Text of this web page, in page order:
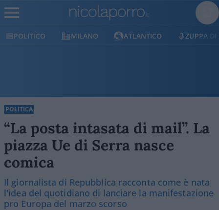
POLITICO MILANO ATLANTICO ZUPPA DI
POLITICA
“La posta intasata di mail”. La
piazza Ue di Serra nasce
comica
Il giornalista di Repubblica racconta come è nata
l'idea del quotidiano di lanciare la manifestazione
pro Europa del marzo scorso